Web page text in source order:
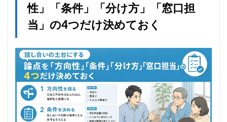
性」「条件」「分け方」「窓口担
当」の4つだけ決めておく